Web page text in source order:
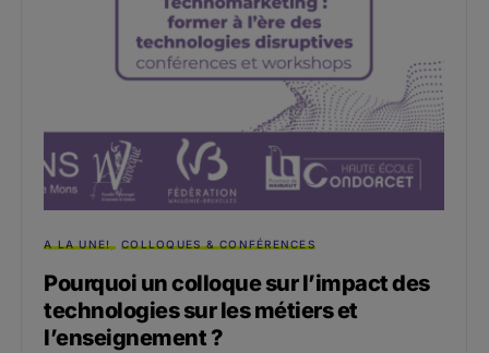
A LA UNE! COLLOQUES & CONFÉRENCES
Pourquoi un colloque sur l’impact des
technologies sur les métiers et
l’enseignement ?